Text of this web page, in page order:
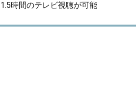
時間のテレビ視聴が可能